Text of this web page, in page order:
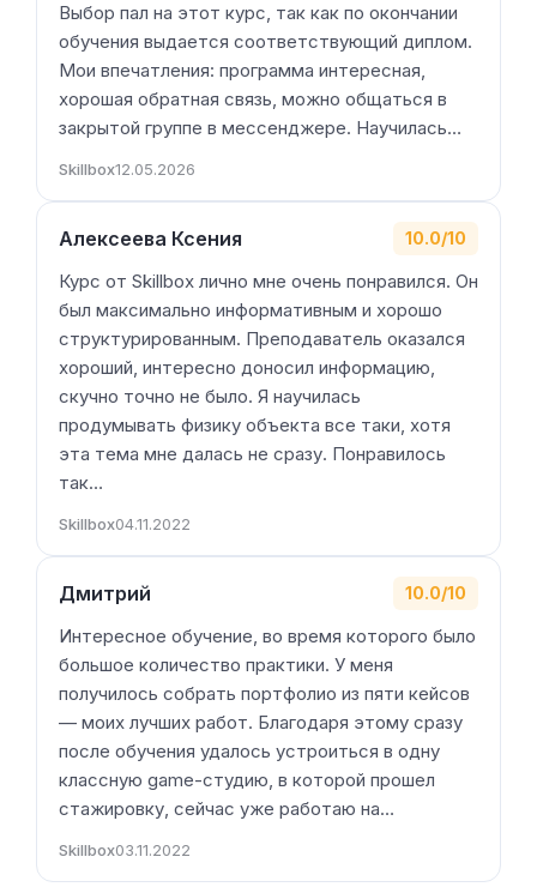
Выбор пал на этот курс, так как по окончании
обучения выдается соответствующий диплом.
Мои впечатления: программа интересная,
хорошая обратная связь, можно общаться в
закрытой группе в мессенджере. Научилась…
Skillbox12.05.2026
Алексеева Ксения 10.0/10
Курс от Skillbox лично мне очень понравился. Он
был максимально информативным и хорошо
структурированным. Преподаватель оказался
хороший, интересно доносил информацию,
скучно точно не было. Я научилась
продумывать физику объекта все таки, хотя
эта тема мне далась не сразу. Понравилось
так…
Skillbox04.11.2022
Дмитрий 10.0/10
Интересное обучение, во время которого было
большое количество практики. У меня
получилось собрать портфолио из пяти кейсов
— моих лучших работ. Благодаря этому сразу
после обучения удалось устроиться в одну
классную game-студию, в которой прошел
стажировку, сейчас уже работаю на…
Skillbox03.11.2022